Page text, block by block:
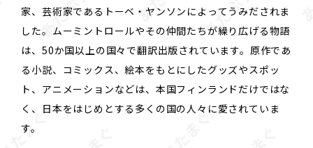
家、芸術家であるトーベ・ヤンソンによってうみだされま
した。ムーミントロールやその仲間たちが繰り広げる物語
は、50か国以上の国々で翻訳出版されています。原作であ
る小説、コミックス、絵本をもとにしたグッズやスポッ
ト、アニメーションなどは、本国フィンランドだけではな
く、日本をはじめとする多くの国の人々に愛されていま
す。